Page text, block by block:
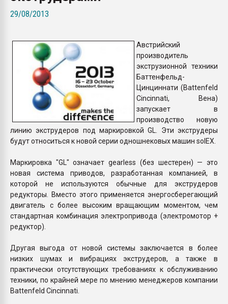
ПЕРЕЙТИ НА
29/08/2013
Австрийский
производитель
экструзионной техники
Баттенфельд-
Цинциннати (Battenfeld
Cincinnati, Вена)
запускает в
производство новую
линию экструдеров под маркировкой GL. Эти экструдеры
будут относиться к новой серии одношнековых машин solEX.
Маркировка "GL" означает gearless (без шестерен) — это
новая система приводов, разработанная компанией, в
которой не используются обычные для экструдеров
редукторы. Вместо этого применяется энергосберегающий
двигатель с более высоким вращающим моментом, чем
стандартная комбинация электропривода (электромотор +
редуктор).
Другая выгода от новой системы заключается в более
низких шумах и вибрациях экструдеров, а также в
практически отсутствующих требованиях к обслуживанию
техники, по крайней мере по мнению менеджеров компании
Battenfeld Cincinnati.